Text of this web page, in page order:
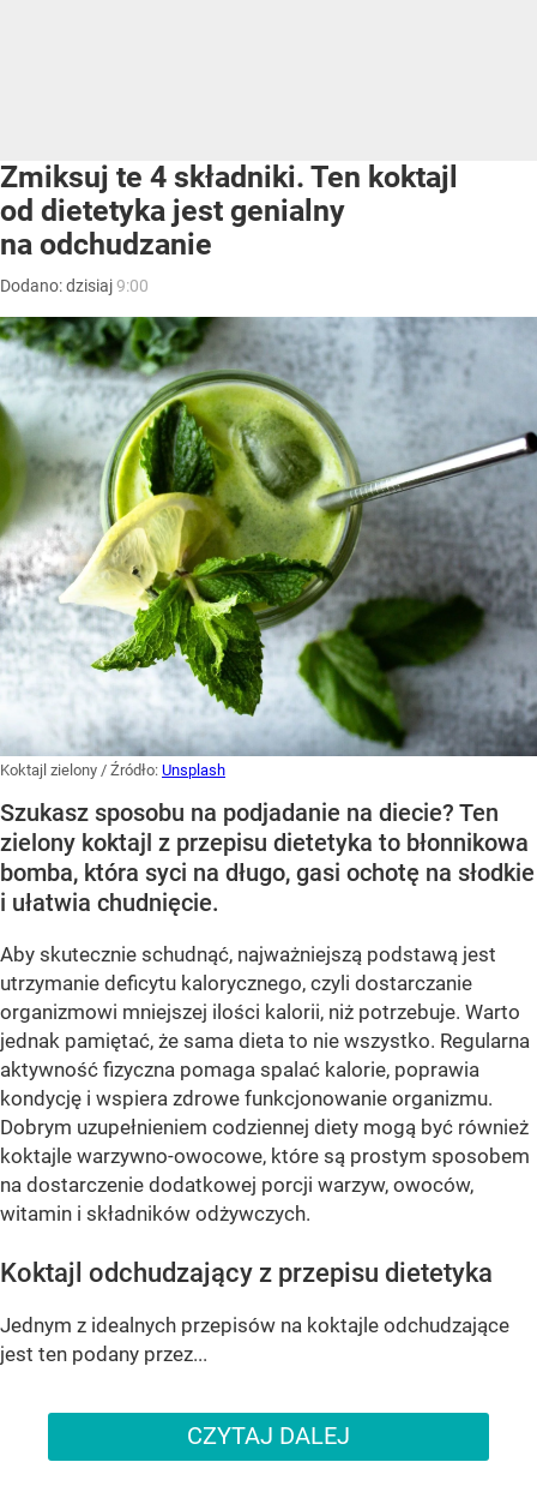
Zmiksuj te 4 składniki. Ten koktajl
od dietetyka jest genialny
na odchudzanie
Dodano:dzisiaj9:00
Koktajl zielony / Źródło: Unsplash
Szukasz sposobu na podjadanie na diecie? Ten
zielony koktajl z przepisu dietetyka to błonnikowa
bomba, która syci na długo, gasi ochotę na słodkie
i ułatwia chudnięcie.
Aby skutecznie schudnąć, najważniejszą podstawą jest
utrzymanie deficytu kalorycznego, czyli dostarczanie
organizmowi mniejszej ilości kalorii, niż potrzebuje. Warto
jednak pamiętać, że sama dieta to nie wszystko. Regularna
aktywność fizyczna pomaga spalać kalorie, poprawia
kondycję i wspiera zdrowe funkcjonowanie organizmu.
Dobrym uzupełnieniem codziennej diety mogą być również
koktajle warzywno-owocowe, które są prostym sposobem
na dostarczenie dodatkowej porcji warzyw, owoców,
witamin i składników odżywczych.
Koktajl odchudzający z przepisu dietetyka
Jednym z idealnych przepisów na koktajle odchudzające
jest ten podany przez...
CZYTAJ DALEJ